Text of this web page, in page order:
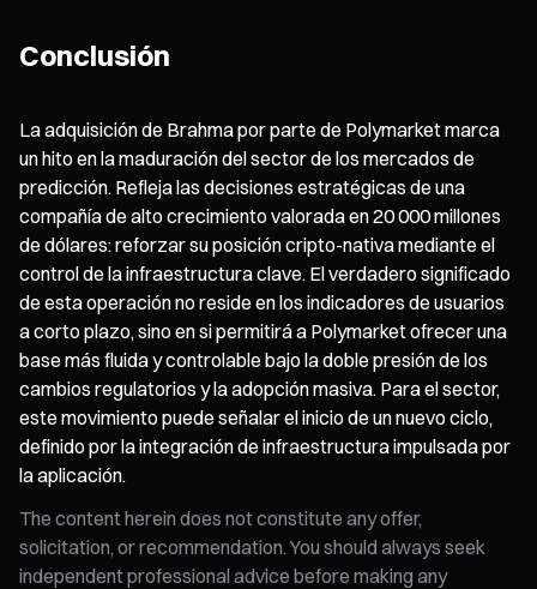
Conclusión
La adquisición de Brahma por parte de Polymarket marca
un hito en la maduración del sector de los mercados de
predicción. Refleja las decisiones estratégicas de una
compañía de alto crecimiento valorada en 20 000 millones
de dólares: reforzar su posición cripto-nativa mediante el
control de la infraestructura clave. El verdadero significado
de esta operación no reside en los indicadores de usuarios
a corto plazo, sino en si permitirá a Polymarket ofrecer una
base más fluida y controlable bajo la doble presión de los
cambios regulatorios y la adopción masiva. Para el sector,
este movimiento puede señalar el inicio de un nuevo ciclo,
definido por la integración de infraestructura impulsada por
la aplicación.
The content herein does not constitute any offer,
solicitation, or recommendation. You should always seek
independent professional advice before making any